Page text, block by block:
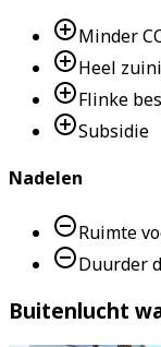
Minder
Heel
Flinke
Subsidie
Nadelen
Ruimte
Duurder
Buitenlucht